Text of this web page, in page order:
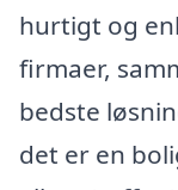
hurtigt og
firmaer,
bedste
det er en